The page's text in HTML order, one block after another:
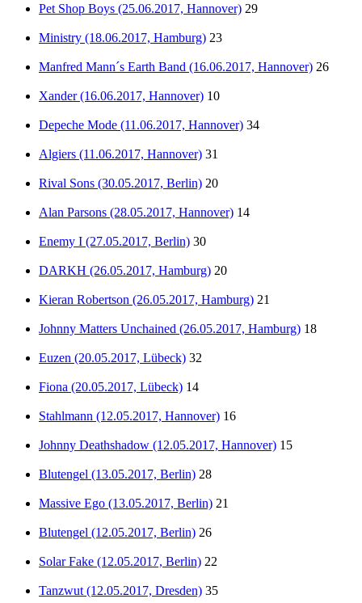
Pet Shop Boys (25.06.2017, Hannover) 29
Ministry (18.06.2017, Hamburg) 23
Manfred Mann´s Earth Band (16.06.2017, Hannover) 26
Xander (16.06.2017, Hannover) 10
Depeche Mode (11.06.2017, Hannover) 34
Algiers (11.06.2017, Hannover) 31
Rival Sons (30.05.2017, Berlin) 20
Alan Parsons (28.05.2017, Hannover) 14
Enemy I (27.05.2017, Berlin) 30
DARKH (26.05.2017, Hamburg) 20
Kieran Robertson (26.05.2017, Hamburg) 21
Johnny Matters Unchained (26.05.2017, Hamburg) 18
Euzen (20.05.2017, Lübeck) 32
Fiona (20.05.2017, Lübeck) 14
Stahlmann (12.05.2017, Hannover) 16
Johnny Deathshadow (12.05.2017, Hannover) 15
Blutengel (13.05.2017, Berlin) 28
Massive Ego (13.05.2017, Berlin) 21
Blutengel (12.05.2017, Berlin) 26
Solar Fake (12.05.2017, Berlin) 22
Tanzwut (12.05.2017, Dresden) 35